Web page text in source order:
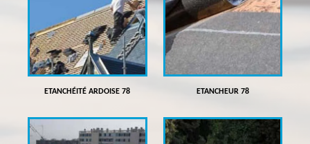
ETANCHÉITÉ ARDOISE 78 ETANCHEUR 78